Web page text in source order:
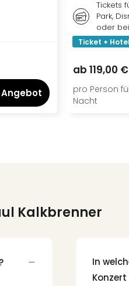
Tickets
Park,
oder
Ticket + Hotel
ab 119,00 €
pro Person
Nacht
Kalkbrenner
In